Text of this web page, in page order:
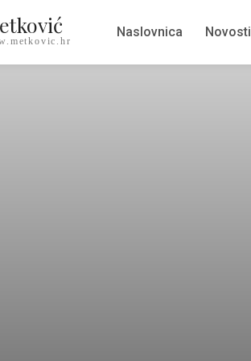
Naslovnica Novosti